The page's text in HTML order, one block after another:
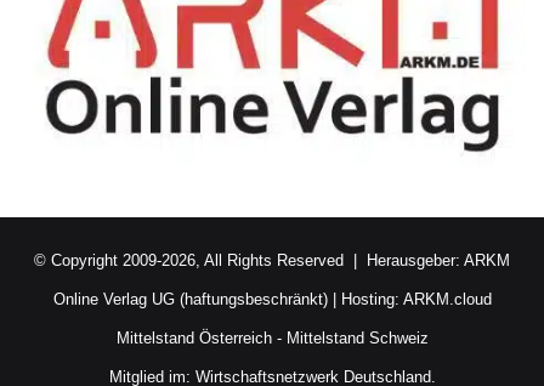
© Copyright 2009-2026, All Rights Reserved | Herausgeber: ARKM
Online Verlag UG (haftungsbeschränkt)| Hosting: ARKM.cloud
Mittelstand Österreich- Mittelstand Schweiz
Mitglied im: Wirtschaftsnetzwerk Deutschland.